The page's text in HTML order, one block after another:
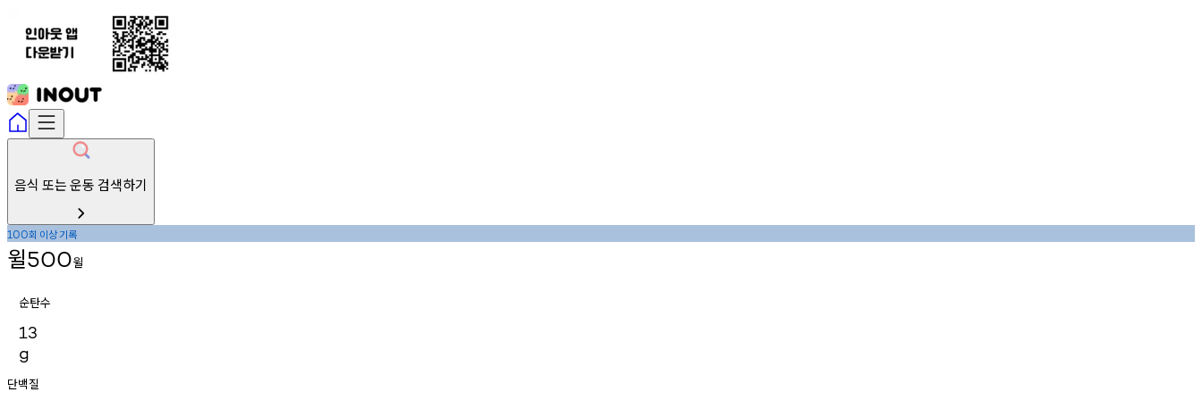
음식 또는 운동 검색하기
100회 이상기록
윌500윌
순탄수
13
g
단백질